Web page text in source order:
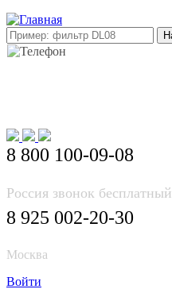
8 800 100-09-08
Россия звонок бесплатный
8 925 002-20-30
Москва
Войти